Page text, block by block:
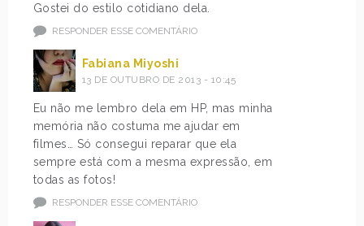
Gostei do estilo cotidiano dela.
RESPONDER ESSE COMENTÁRIO
Fabiana Miyoshi
13 DE OUTUBRO DE 2013 - 10:45
Eu não me lembro dela em HP, mas minha
memória não costuma me ajudar em
filmes… Só consegui reparar que ela
sempre está com a mesma expressão, em
todas as fotos!
RESPONDER ESSE COMENTÁRIO